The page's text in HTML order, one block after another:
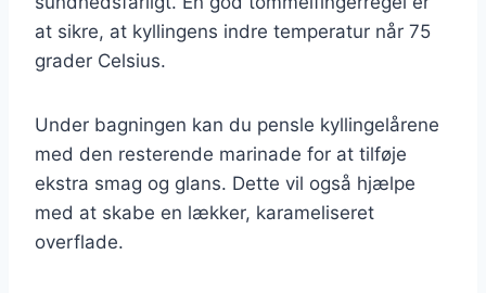
at sikre, at kyllingens indre temperatur når 75
grader Celsius.
Under bagningen kan du pensle kyllingelårene
med den resterende marinade for at tilføje
ekstra smag og glans. Dette vil også hjælpe
med at skabe en lækker, karameliseret
overflade.